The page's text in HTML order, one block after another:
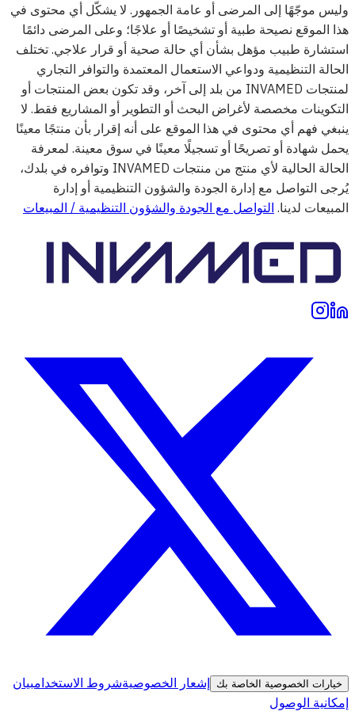
وليس موجّهًا إلى المرضى أو عامة الجمهور. لا يشكّل أي محتوى في
هذا الموقع نصيحة طبية أو تشخيصًا أو علاجًا؛ وعلى المرضى دائمًا
استشارة طبيب مؤهل بشأن أي حالة صحية أو قرار علاجي. تختلف
الحالة التنظيمية ودواعي الاستعمال المعتمدة والتوافر التجاري
لمنتجات INVAMED من بلد إلى آخر، وقد تكون بعض المنتجات أو
التكوينات مخصصة لأغراض البحث أو التطوير أو المشاريع فقط. لا
ينبغي فهم أي محتوى في هذا الموقع على أنه إقرار بأن منتجًا معينًا
يحمل شهادة أو تصريحًا أو تسجيلًا معينًا في سوق معينة. لمعرفة
الحالة الحالية لأي منتج من منتجات INVAMED وتوافره في بلدك،
يُرجى التواصل مع إدارة الجودة والشؤون التنظيمية أو إدارة
المبيعات لدينا. التواصل مع الجودة والشؤون التنظيمية / المبيعات
خيارات الخصوصية الخاصة بك إشعار الخصوصيةشروط الاستخدامبيان
إمكانية الوصول